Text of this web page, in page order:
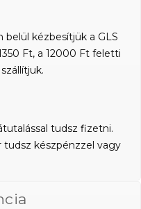
kézbesítjük a GLS
Ft, a 12000 Ft feletti
tudsz fizetni.
tudsz készpénzzel vagy